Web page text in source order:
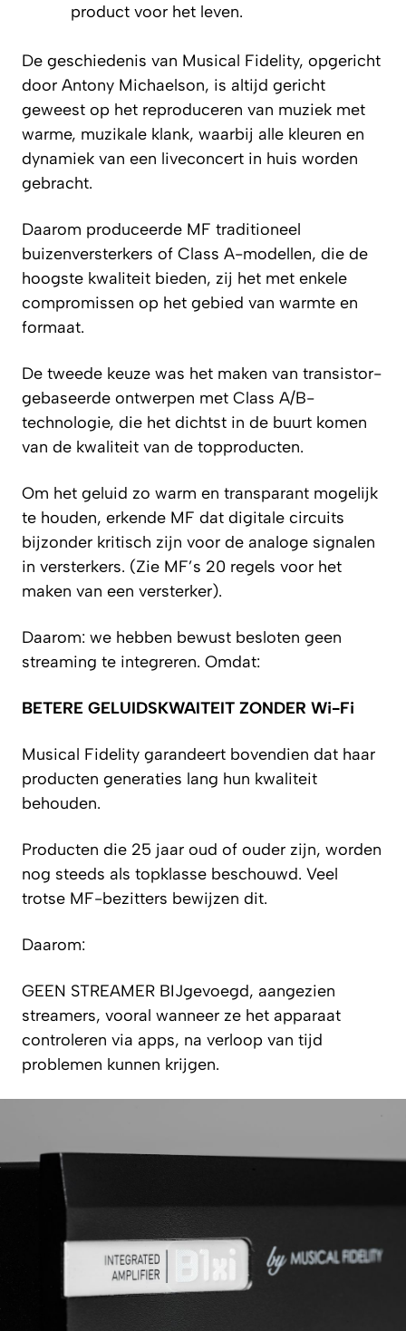
product voor het leven.
De geschiedenis van Musical Fidelity, opgericht
door Antony Michaelson, is altijd gericht
geweest op het reproduceren van muziek met
warme, muzikale klank, waarbij alle kleuren en
dynamiek van een liveconcert in huis worden
gebracht.
Daarom produceerde MF traditioneel
buizenversterkers of Class A-modellen, die de
hoogste kwaliteit bieden, zij het met enkele
compromissen op het gebied van warmte en
formaat.
De tweede keuze was het maken van transistor-
gebaseerde ontwerpen met Class A/B-
technologie, die het dichtst in de buurt komen
van de kwaliteit van de topproducten.
Om het geluid zo warm en transparant mogelijk
te houden, erkende MF dat digitale circuits
bijzonder kritisch zijn voor de analoge signalen
in versterkers. (Zie MF’s 20 regels voor het
maken van een versterker).
Daarom: we hebben bewust besloten geen
streaming te integreren. Omdat:
BETERE GELUIDSKWAITEIT ZONDER Wi-Fi
Musical Fidelity garandeert bovendien dat haar
producten generaties lang hun kwaliteit
behouden.
Producten die 25 jaar oud of ouder zijn, worden
nog steeds als topklasse beschouwd. Veel
trotse MF-bezitters bewijzen dit.
Daarom:
GEEN STREAMER BIJgevoegd, aangezien
streamers, vooral wanneer ze het apparaat
controleren via apps, na verloop van tijd
problemen kunnen krijgen.